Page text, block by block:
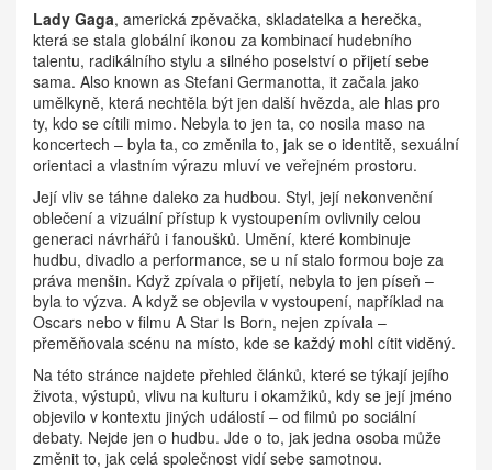
Lady Gaga, americká zpěvačka, skladatelka a herečka,
která se stala globální ikonou za kombinací hudebního
talentu, radikálního stylu a silného poselství o přijetí sebe
sama. Also known as Stefani Germanotta, it začala jako
umělkyně, která nechtěla být jen další hvězda, ale hlas pro
ty, kdo se cítili mimo. Nebyla to jen ta, co nosila maso na
koncertech – byla ta, co změnila to, jak se o identitě, sexuální
orientaci a vlastním výrazu mluví ve veřejném prostoru.
Její vliv se táhne daleko za hudbou. Styl, její nekonvenční
oblečení a vizuální přístup k vystoupením ovlivnily celou
generaci návrhářů i fanoušků. Umění, které kombinuje
hudbu, divadlo a performance, se u ní stalo formou boje za
práva menšin. Když zpívala o přijetí, nebyla to jen píseň –
byla to výzva. A když se objevila v vystoupení, například na
Oscars nebo v filmu A Star Is Born, nejen zpívala –
přeměňovala scénu na místo, kde se každý mohl cítit viděný.
Na této stránce najdete přehled článků, které se týkají jejího
života, výstupů, vlivu na kulturu i okamžiků, kdy se její jméno
objevilo v kontextu jiných událostí – od filmů po sociální
debaty. Nejde jen o hudbu. Jde o to, jak jedna osoba může
změnit to, jak celá společnost vidí sebe samotnou.